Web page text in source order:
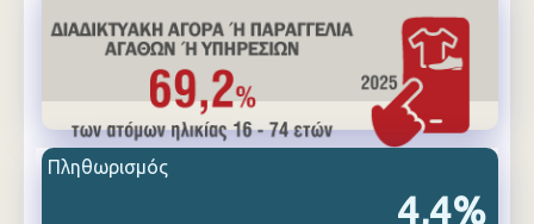
4,4%
Πληθωρισμός